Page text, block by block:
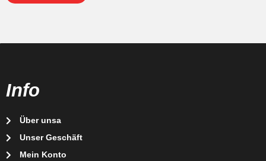
Info
Über unsa
Unser Geschäft
Mein Konto